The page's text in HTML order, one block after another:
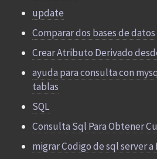
update
Comparar dos bases de datos
Crear Atributo Derivado
ayuda para consulta con
tablas
SQL
Consulta Sql Para Obtener
migrar Codigo de sql server a